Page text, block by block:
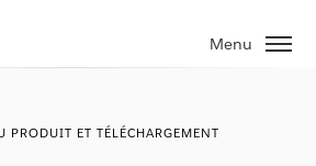
Menu
PRODUIT ET TÉLÉCHARGEMENT